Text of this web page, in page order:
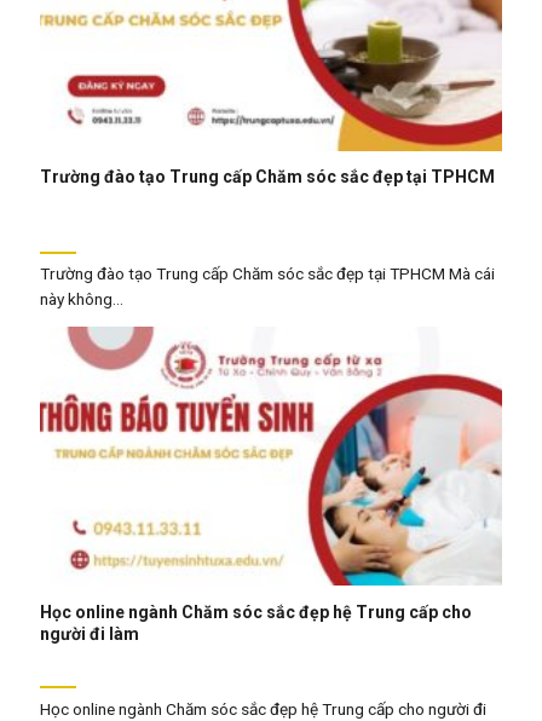
Trường đào tạo Trung cấp Chăm sóc sắc đẹp tại TPHCM
Trường đào tạo Trung cấp Chăm sóc sắc đẹp tại TPHCM Mà cái
này không...
Học online ngành Chăm sóc sắc đẹp hệ Trung cấp cho
người đi làm
Học online ngành Chăm sóc sắc đẹp hệ Trung cấp cho người đi